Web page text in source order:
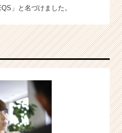
」と名づけました。